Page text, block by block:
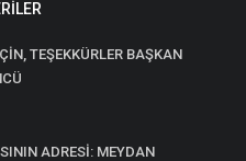
TEŞEKKÜRLER BAŞKAN
ADRESİ: MEYDAN